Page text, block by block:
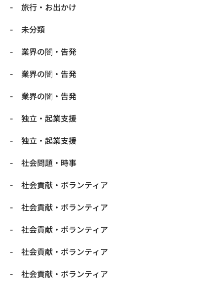
旅行・お出かけ
未分類
業界の闇・告発
業界の闇・告発
業界の闇・告発
独立・起業支援
独立・起業支援
社会問題・時事
社会貢献・ボランティア
社会貢献・ボランティア
社会貢献・ボランティア
社会貢献・ボランティア
社会貢献・ボランティア